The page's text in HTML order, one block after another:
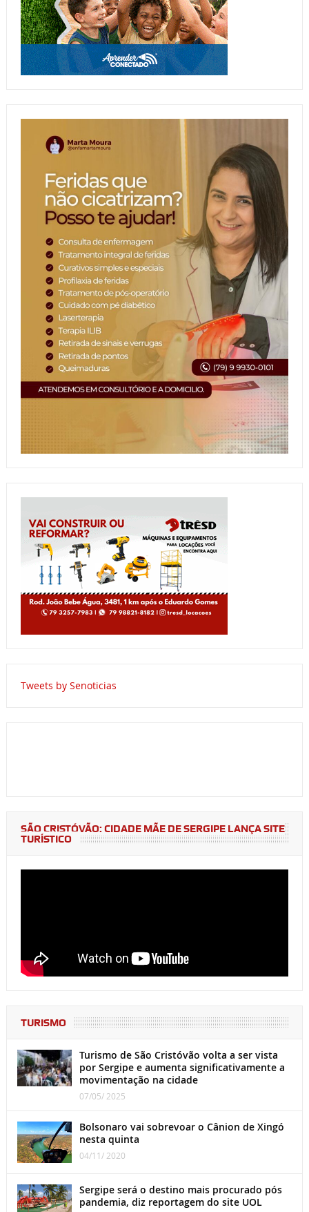
Tweets by Senoticias
SÃO CRISTÓVÃO: CIDADE MÃE DE SERGIPE LANÇA SITE
TURÍSTICO
TURISMO
Turismo de São Cristóvão volta a ser vista
por Sergipe e aumenta significativamente a
movimentação na cidade
07/05/ 2025
Bolsonaro vai sobrevoar o Cânion de Xingó
nesta quinta
04/11/ 2020
Sergipe será o destino mais procurado pós
pandemia, diz reportagem do site UOL